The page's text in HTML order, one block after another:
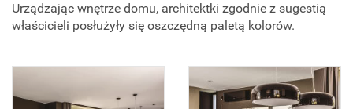
Urządzając wnętrze domu, architektki zgodnie z sugestią
właścicieli posłużyły się oszczędną paletą kolorów.